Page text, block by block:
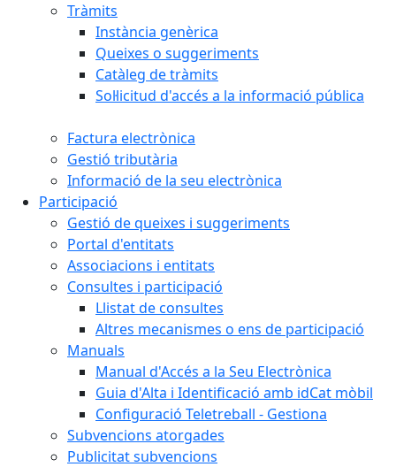
Tràmits
Instància genèrica
Queixes o suggeriments
Catàleg de tràmits
Sol·licitud d'accés a la informació pública
Factura electrònica
Gestió tributària
Informació de la seu electrònica
Participació
Gestió de queixes i suggeriments
Portal d'entitats
Associacions i entitats
Consultes i participació
Llistat de consultes
Altres mecanismes o ens de participació
Manuals
Manual d'Accés a la Seu Electrònica
Guia d'Alta i Identificació amb idCat mòbil
Configuració Teletreball - Gestiona
Subvencions atorgades
Publicitat subvencions